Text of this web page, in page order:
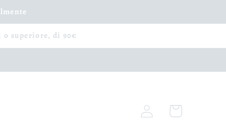
superiore, di 90€
Accedi Carrello